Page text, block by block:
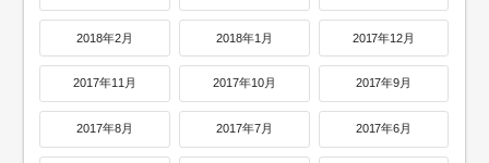
2018年2月 2018年1月 2017年12月
2017年11月 2017年10月 2017年9月
2017年8月 2017年7月 2017年6月